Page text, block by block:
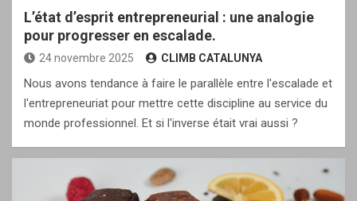
L’état d’esprit entrepreneurial : une analogie
pour progresser en escalade.
24 novembre 2025 CLIMB CATALUNYA
Nous avons tendance à faire le parallèle entre l'escalade et
l'entrepreneuriat pour mettre cette discipline au service du
monde professionnel. Et si l'inverse était vrai aussi ?